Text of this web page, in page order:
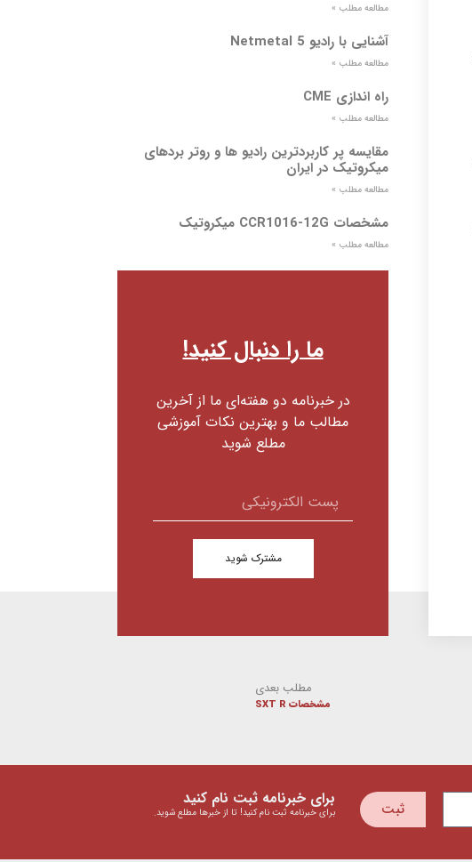
مطالعه مطلب »
آشنایی با رادیو Netmetal 5
مطالعه مطلب »
راه اندازی CME
مطالعه مطلب »
مقایسه پر کاربردترین رادیو ها و روتر بردهای
میکروتیک در ایران
مطالعه مطلب »
مشخصات CCR1016-12G میکروتیک
مطالعه مطلب »
ما را دنبال کنید!
در خبرنامه دو هفته‌ای ما از آخرین
مطالب ما و بهترین نکات آموزشی
مطلع شوید
مشترک شوید
مطلب بعدی
مشخصات SXT R
ثبت برای خبرنامه ثبت نام کنید
برای خبرنامه ثبت نام کنید! تا از خبرها مطلع شوید.